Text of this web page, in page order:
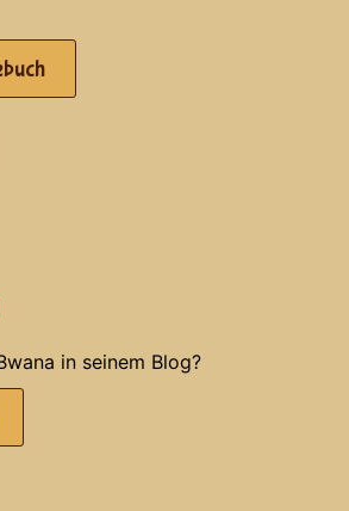
in seinem Blog?